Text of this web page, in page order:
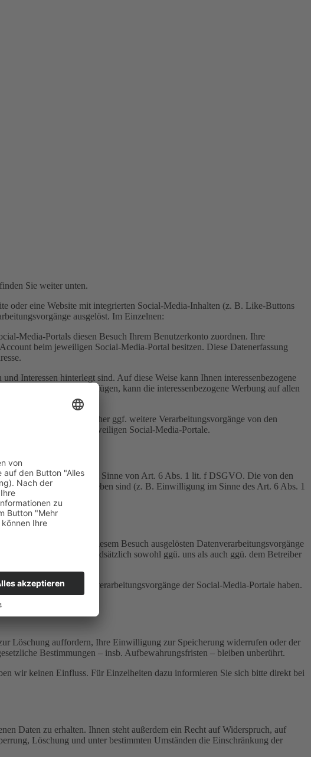
Sie weiter unten.
oder eine Website mit integrierten Social-Media-Inhalten (z. B. Like-Buttons
ausgelöst. Im Einzelnen:
Media-Portals diesen Besuch Ihrem Benutzerkonto zuordnen. Ihre
beim jeweiligen Social-Media-Portal besitzen. Diese Datenerfassung
Interessen hinterlegt sind. Auf diese Weise kann Ihnen interessenbezogene
sozialen Netzwerk verfügen, kann die interessenbezogene Werbung auf allen
Anbieter können daher ggf. weitere Verarbeitungsvorgänge von den
der jeweiligen Social-Media-Portale.
berechtigtes Interesse im Sinne von Art. 6 Abs. 1 lit. f DSGVO. Die von den
Netzwerke anzugeben sind (z. B. Einwilligung im Sinne des Art. 6 Abs. 1
Plattform für die bei diesem Besuch ausgelösten Datenverarbeitungsvorgänge
und Beschwerde) grundsätzlich sowohl ggü. uns als auch ggü. dem Betreiber
Einfluss auf die Datenverarbeitungsvorgänge der Social-Media-Portale haben.
Löschung auffordern, Ihre Einwilligung zur Speicherung widerrufen oder der
Bestimmungen – insb. Aufbewahrungsfristen – bleiben unberührt.
wir keinen Einfluss. Für Einzelheiten dazu informieren Sie sich bitte direkt bei
Daten zu erhalten. Ihnen steht außerdem ein Recht auf Widerspruch, auf
Löschung und unter bestimmten Umständen die Einschränkung der